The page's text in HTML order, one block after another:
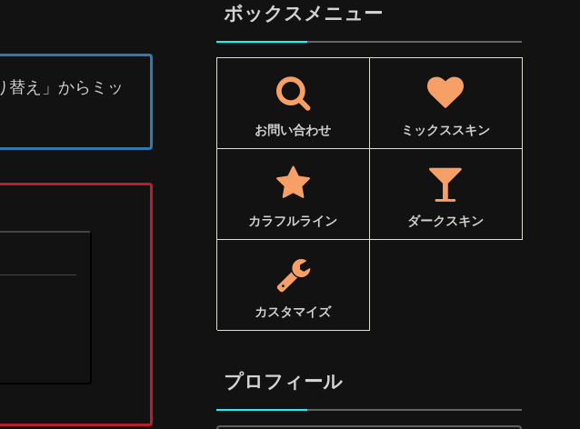
替え」からミッ
ボックスメニュー
お問い合わせ ミックススキン
カラフルライン ダークスキン
カスタマイズ
プロフィール